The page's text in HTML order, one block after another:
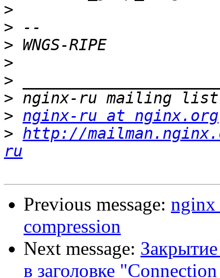
>
>
>
>
>
>
> nginx-ru at nginx.org
> http://
ru
Previous message: nginx
compression
Next message:
в заголовке